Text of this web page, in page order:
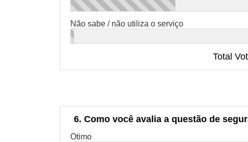
Não sabe / não utiliza o serviço
Total
6. Como você avalia a questão de
Ótimo